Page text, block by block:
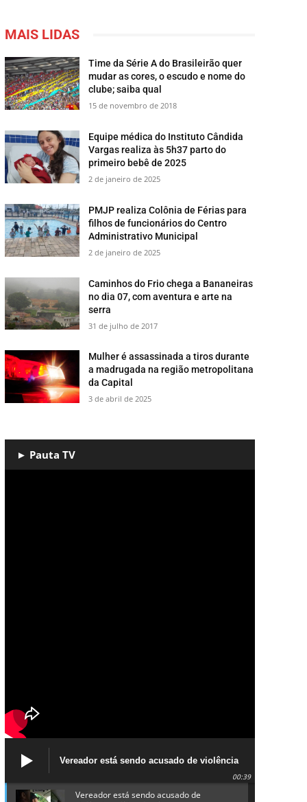
MAIS LIDAS
Time da Série A do Brasileirão quer
mudar as cores, o escudo e nome do
clube; saiba qual
15 de novembro de 2018
Equipe médica do Instituto Cândida
Vargas realiza às 5h37 parto do
primeiro bebê de 2025
2 de janeiro de 2025
PMJP realiza Colônia de Férias para
filhos de funcionários do Centro
Administrativo Municipal
2 de janeiro de 2025
​Caminhos do Frio chega a Bananeiras
no dia 07, com aventura e arte na
serra
31 de julho de 2017
Mulher é assassinada a tiros durante
a madrugada na região metropolitana
da Capital
3 de abril de 2025
► Pauta TV
Vereador está sendo acusado de violência
política de gênero contra a prefeita Lucinha
00:39
Vereador está sendo acusado de